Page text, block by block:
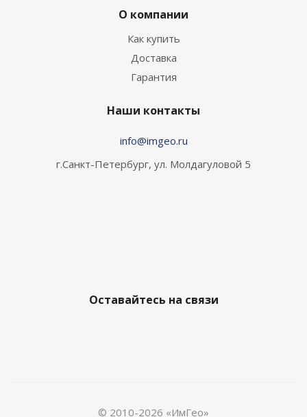
О компании
Как купить
Доставка
Гарантия
Наши контакты
info@imgeo.ru
г.Санкт-Петербург, ул. Молдагуловой 5
Оставайтесь на связи
© 2010-2026 «ИмГео»